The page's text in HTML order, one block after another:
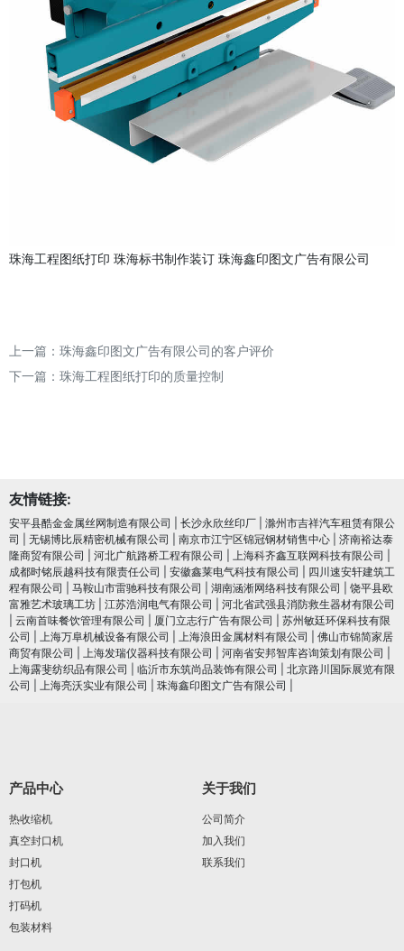
珠海工程图纸打印 珠海标书制作装订 珠海鑫印图文广告有限公司
上一篇： 珠海鑫印图文广告有限公司的客户评价
下一篇： 珠海工程图纸打印的质量控制
友情链接:
安平县酷金金属丝网制造有限公司 长沙永欣丝印厂
滁州市吉祥汽车租赁有限公
司
无锡博比辰精密机械有限公司 南京市江宁区锦冠钢材销售中心
济南裕达泰
隆商贸有限公司
河北广航路桥工程有限公司 上海科齐鑫互联网科技有限公司
成都时铭辰越科技有限责任公司
安徽鑫莱电气科技有限公司
四川速安轩建筑工
程有限公司
马鞍山市雷驰科技有限公司 湖南涵淅网络科技有限公司
饶平县欧
富雅艺术玻璃工坊
江苏浩润电⽓有限公司
河北省武强县消防救生器材有限公司
云南首味餐饮管理有限公司 厦门立志行广告有限公司
苏州敏廷环保科技有限
公司
上海万阜机械设备有限公司 上海浪田金属材料有限公司
佛山市锦简家居
商贸有限公司
上海发瑞仪器科技有限公司 河南省安邦智库咨询策划有限公司
上海露斐纺织品有限公司
临沂市东筑尚品装饰有限公司
北京路川国际展览有限
公司
上海亮沃实业有限公司 珠海鑫印图文广告有限公司
产品中心
热收缩机
真空封口机
封口机
打包机
打码机
包装材料
关于我们
公司简介
加入我们
联系我们